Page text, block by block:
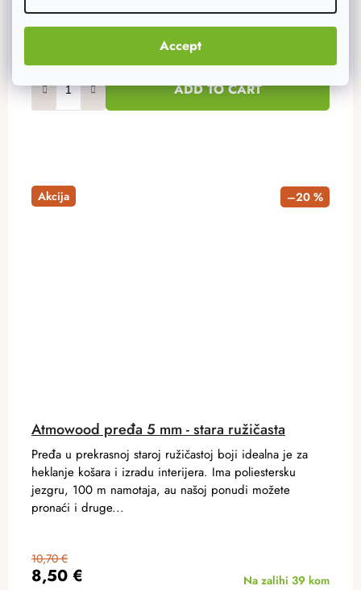
Accept
ADD TO CART
Akcija –20 %
Atmowood pređa 5 mm - stara ružičasta
8,50 €
10,70 €
Na zalihi 39 kom
Pređa u prekrasnoj staroj ružičastoj boji idealna je za
heklanje košara i izradu interijera. Ima poliestersku
jezgru, 100 m namotaja, au našoj ponudi možete
pronaći i druge...